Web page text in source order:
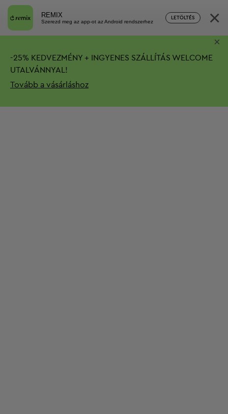
REMIX
Szerezd meg az app-ot az Android rendszerhez
LETÖLTÉS ×
-25% KEDVEZMÉNY + INGYENES SZÁLLÍTÁS WELCOME
UTALVÁNNYAL!
Tovább a vásárláshoz
×